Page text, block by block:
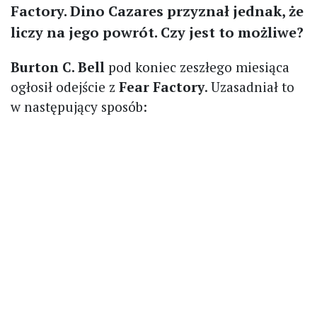
Factory. Dino Cazares przyznał jednak, że
liczy na jego powrót. Czy jest to możliwe?
Burton C. Bell pod koniec zeszłego miesiąca
ogłosił odejście z Fear Factory. Uzasadniał to
w następujący sposób: